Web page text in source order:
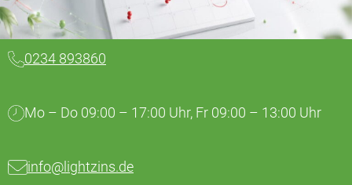
0234 893860
Mo – Do 09:00 – 17:00 Uhr, Fr 09:00 – 13:00 Uhr
info@lightzins.de